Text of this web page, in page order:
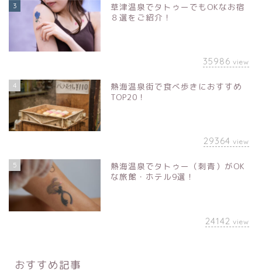
3
草津温泉でタトゥーでもOKなお宿
８選をご紹介！
35986 view
4
熱海温泉街で食べ歩きにおすすめ
TOP20！
29364 view
5
熱海温泉でタトゥー（刺青）がOK
な旅館・ホテル9選！
24142 view
おすすめ記事